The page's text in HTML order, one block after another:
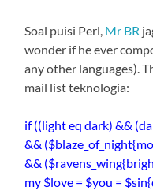
Soal puisi Perl, Mr BR
wonder if he ever
any other languages).
mail list teknologia:
if ((light eq dark) &&
&&
&&
my $love = $you =